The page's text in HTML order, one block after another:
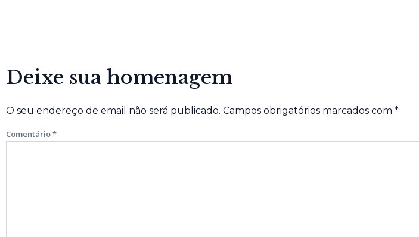
Deixe sua homenagem
O seu endereço de email não será publicado. Campos obrigatórios marcados com *
Comentário*